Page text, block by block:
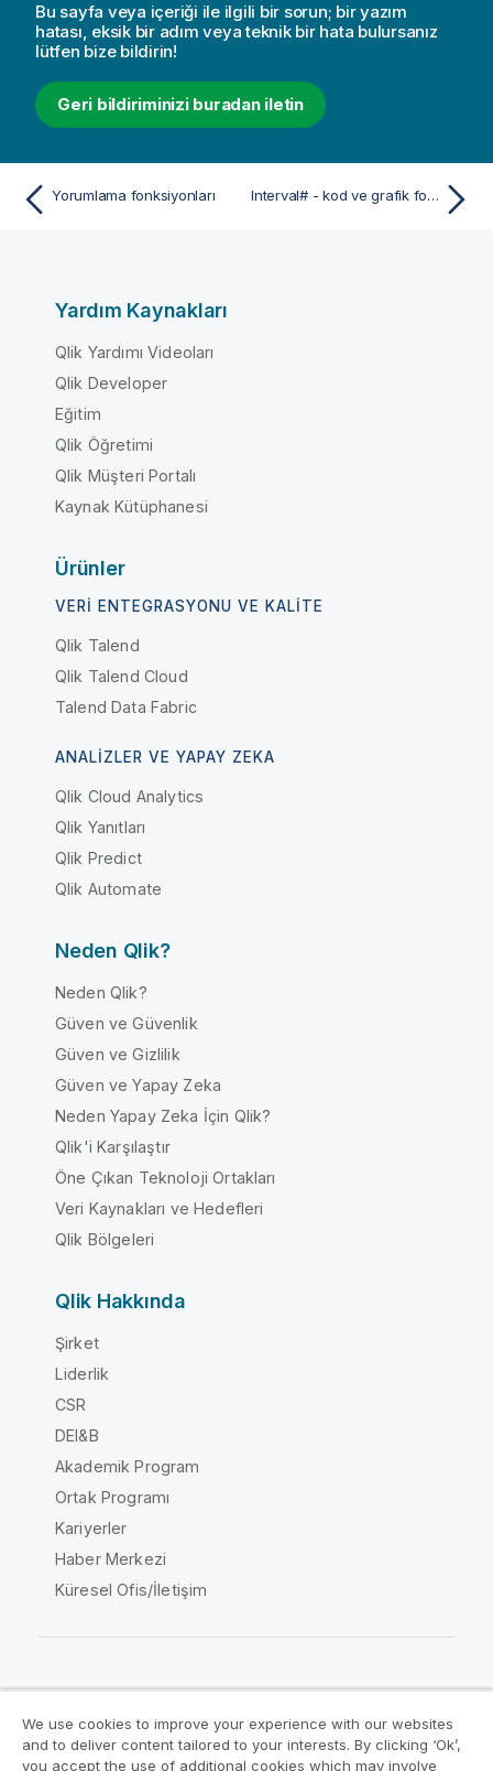
Bu sayfa veya içeriği ile ilgili bir sorun; bir yazım
hatası, eksik bir adım veya teknik bir hata bulursanız
lütfen bize bildirin!
Geri bildiriminizi buradan iletin
Yorumlama fonksiyonları Interval# - kod ve grafik fonksiyonu
Yardım Kaynakları
Qlik Yardımı Videoları
Qlik Developer
Eğitim
Qlik Öğretimi
Qlik Müşteri Portalı
Kaynak Kütüphanesi
Ürünler
VERI ENTEGRASYONU VE KALITE
Qlik Talend
Qlik Talend Cloud
Talend Data Fabric
ANALIZLER VE YAPAY ZEKA
Qlik Cloud Analytics
Qlik Yanıtları
Qlik Predict
Qlik Automate
Neden Qlik?
Neden Qlik?
Güven ve Güvenlik
Güven ve Gizlilik
Güven ve Yapay Zeka
Neden Yapay Zeka İçin Qlik?
Qlik'i Karşılaştır
Öne Çıkan Teknoloji Ortakları
Veri Kaynakları ve Hedefleri
Qlik Bölgeleri
Qlik Hakkında
Şirket
Liderlik
CSR
DEI&B
Akademik Program
Ortak Programı
Kariyerler
Haber Merkezi
Küresel Ofis/İletişim
Yasal sözleşmeler Ürün Koşulları
We use cookies to improve your experience with our websites
and to deliver content tailored to your interests. By clicking ‘Ok’,
you accept the use of additional cookies which may involve